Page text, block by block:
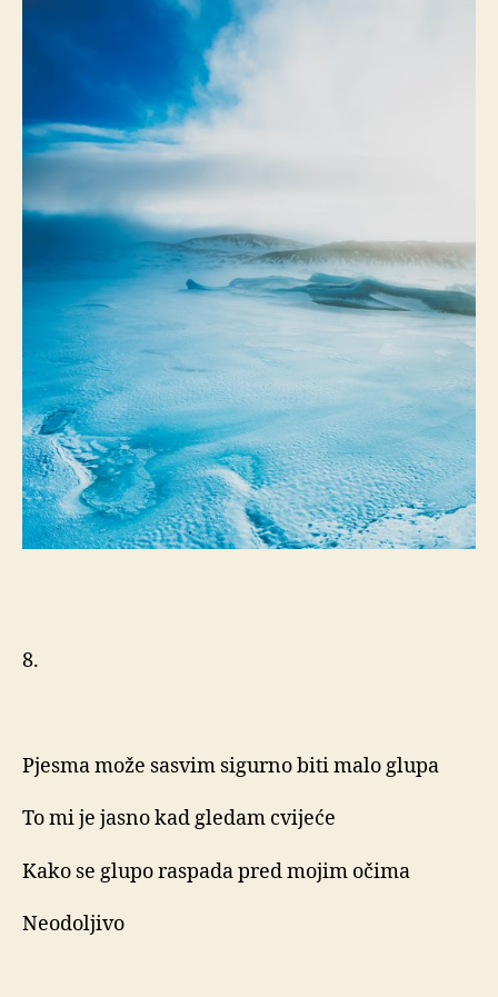
8.
Pjesma može sasvim sigurno biti malo glupa
To mi je jasno kad gledam cvijeće
Kako se glupo raspada pred mojim očima
Neodoljivo